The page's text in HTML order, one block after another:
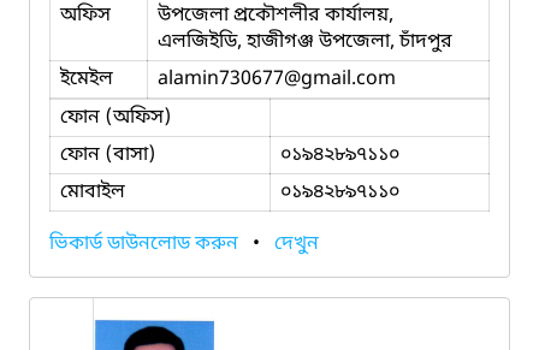
অফিস
উপজেলা প্রকৌশলীর কার্যালয়,
এলজিইডি, হাজীগঞ্জ উপজেলা, চাঁদপুর
ইমেইল
alamin730677@gmail.com
ফোন (অফিস)
ফোন (বাসা)
০১৯৪২৮৯৭১১০
মোবাইল
০১৯৪২৮৯৭১১০
ভিকার্ড ডাউনলোড করুন • দেখুন